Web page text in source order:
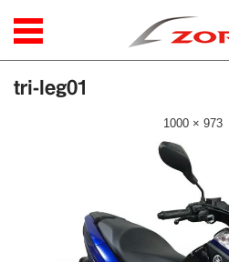
コンテンツに移動
tri-leg01
1000 × 973